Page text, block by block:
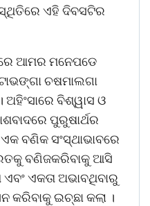
ଏହି ଦିବସଟିର
ଆମର ମନେପଡେ
ଚଷମାଲଗା
ଅହିଂସାରେ ବିଶ୍ୱାସ ଓ
ପୁରୁଷାର୍ଥର
ଏକ ବଣିକ ସଂସ୍ଥାଭାବରେ
ବଣିଜକରିବାକୁ ଆସି
ଏକତା ଅଭାବଥିବାରୁ
କରିବାକୁ ଇଚ୍ଛା କଲା ।